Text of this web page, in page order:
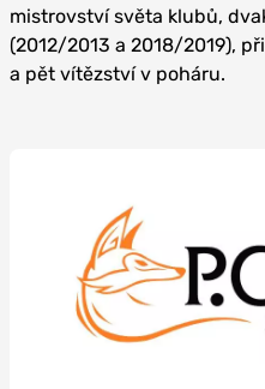
mistrovství světa klubů,
(2012/2013 a 2018/2019),
a pět vítězství v poháru.